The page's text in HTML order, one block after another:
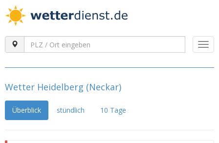
Wetter Heidelberg (Neckar)
Überblick stündlich 10 Tage